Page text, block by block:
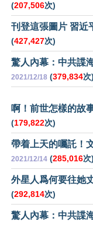
(207,506次)
刊登這張圖片 習近
(427,427次)
驚人內幕：中共諜
2021/12/18 (379,834次)
啊！前世怎樣的故
(179,822次)
帶着上天的囑託！
2021/12/14 (285,016次)
外星人爲何要往她
(292,814次)
驚人內幕：中共諜